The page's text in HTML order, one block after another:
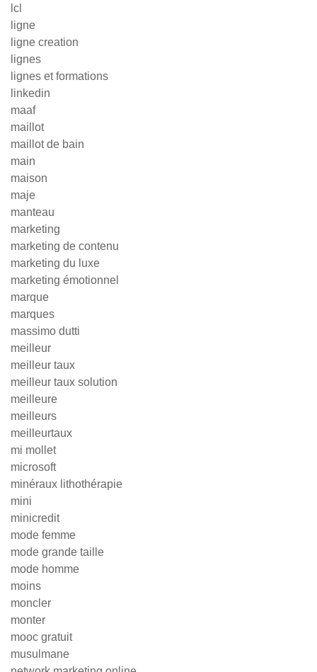
lcl
ligne
ligne creation
lignes
lignes et formations
linkedin
maaf
maillot
maillot de bain
main
maison
maje
manteau
marketing
marketing de contenu
marketing du luxe
marketing émotionnel
marque
marques
massimo dutti
meilleur
meilleur taux
meilleur taux solution
meilleure
meilleurs
meilleurtaux
mi mollet
microsoft
minéraux lithothérapie
mini
minicredit
mode femme
mode grande taille
mode homme
moins
moncler
monter
mooc gratuit
musulmane